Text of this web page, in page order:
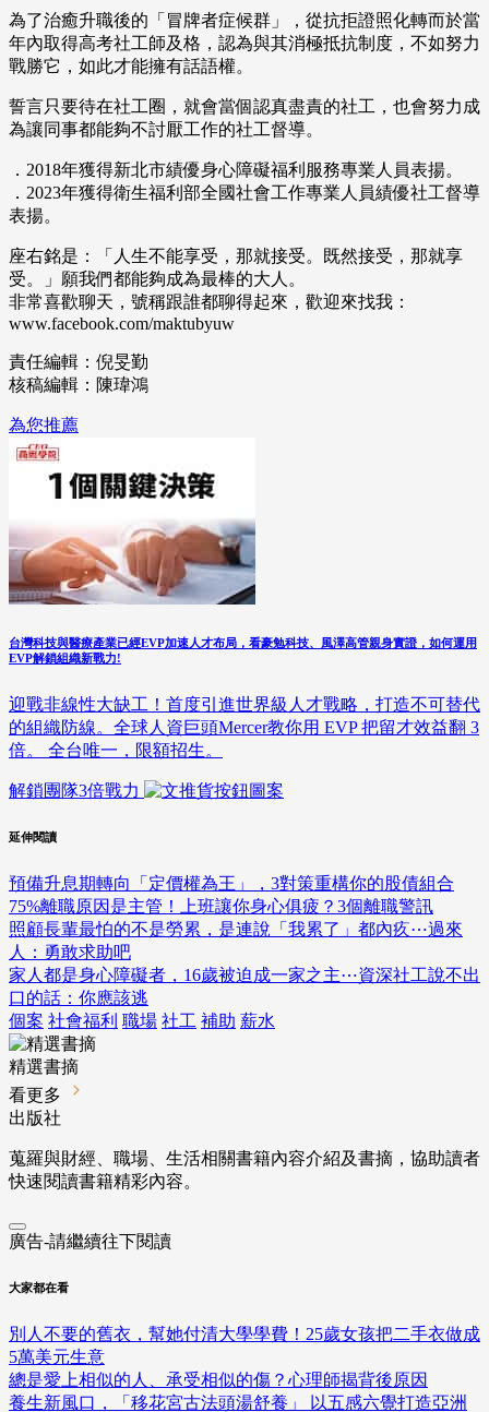
為了治癒升職後的「冒牌者症候群」，從抗拒證照化轉而於當
年內取得高考社工師及格，認為與其消極抵抗制度，不如努力
戰勝它，如此才能擁有話語權。
誓言只要待在社工圈，就會當個認真盡責的社工，也會努力成
為讓同事都能夠不討厭工作的社工督導。
．2018年獲得新北市績優身心障礙福利服務專業人員表揚。
．2023年獲得衛生福利部全國社會工作專業人員績優社工督導
表揚。
座右銘是：「人生不能享受，那就接受。既然接受，那就享
受。」願我們都能夠成為最棒的大人。
非常喜歡聊天，號稱跟誰都聊得起來，歡迎來找我：
www.facebook.com/maktubyuw
責任編輯：倪旻勤
核稿編輯：陳瑋鴻
為您推薦
台灣科技與醫療產業已經EVP加速人才布局，看豪勉科技、風澤高管親身實證，如何運用
EVP解鎖組織新戰力!
迎戰非線性大缺工！首度引進世界級人才戰略，打造不可替代
的組織防線。全球人資巨頭Mercer教你用 EVP 把留才效益翻 3
倍。 全台唯一，限額招生。
解鎖團隊3倍戰力
延伸閱讀
預備升息期轉向「定價權為王」，3對策重構你的股債組合
75%離職原因是主管！上班讓你身心俱疲？3個離職警訊
照顧長輩最怕的不是勞累，是連說「我累了」都內疚⋯過來
人：勇敢求助吧
家人都是身心障礙者，16歲被迫成一家之主⋯資深社工說不出
口的話：你應該逃
個案 社會福利 職場 社工 補助 薪水
精選書摘
看更多
出版社
蒐羅與財經、職場、生活相關書籍內容介紹及書摘，協助讀者
快速閱讀書籍精彩內容。
廣告-請繼續往下閱讀
大家都在看
別人不要的舊衣，幫她付清大學學費！25歲女孩把二手衣做成
5萬美元生意
總是愛上相似的人、承受相似的傷？心理師揭背後原因
養生新風口，「移花宮古法頭湯舒養」 以五感六覺打造亞洲